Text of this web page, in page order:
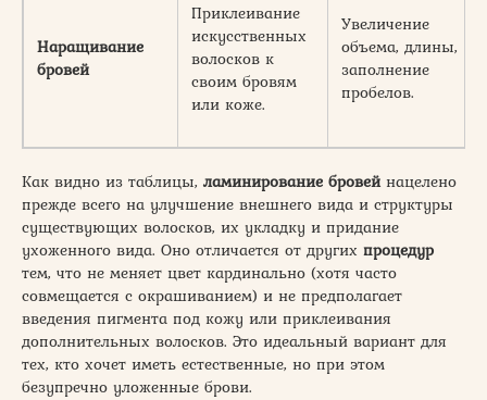
Наращивание
бровей
Приклеивание
искусственных
волосков к
своим бровям
или коже.
Увеличение
объема, длины,
заполнение
пробелов.
Как видно из таблицы, ламинирование бровейнацелено
прежде всего на улучшение внешнего вида и структуры
существующих волосков, их укладку и придание
ухоженного вида. Оно отличается от других процедур
тем, что не меняет цвет кардинально (хотя часто
совмещается с окрашиванием) и не предполагает
введения пигмента под кожу или приклеивания
дополнительных волосков. Это идеальный вариант для
тех, кто хочет иметь естественные, но при этом
безупречно уложенные брови.